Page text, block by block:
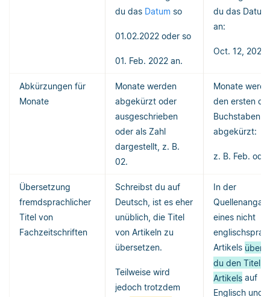
du das Datum so
01.02.2022 oder so
01. Feb. 2022 an.
du das
an:
Oct. 12, 2022.
Abkürzungen für
Monate
Monate werden
abgekürzt oder
ausgeschrieben
oder als Zahl
dargestellt, z. B.
02.
Monate
den ersten
Buchstaben
abgekürzt:
z. B. Feb.
Übersetzung
fremdsprachlicher
Titel von
Fachzeitschriften
Schreibst du auf
Deutsch, ist es eher
unüblich, die Titel
von Artikeln zu
übersetzen.
Teilweise wird
jedoch trotzdem
In der
eines nicht
Artikels
du den Titel
Artikels auf
Englisch und